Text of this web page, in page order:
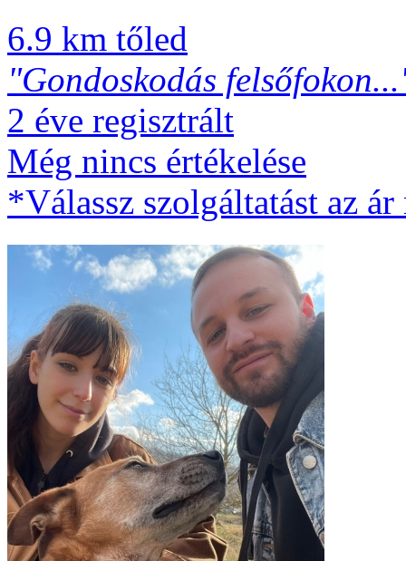
6.9 km tőled
"Gondoskodás
2 éve regisztrált
Még nincs értékelése
*Válassz szolgáltatást az